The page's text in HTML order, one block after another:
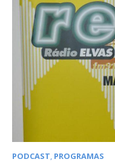
PODCAST, PROGRAMAS